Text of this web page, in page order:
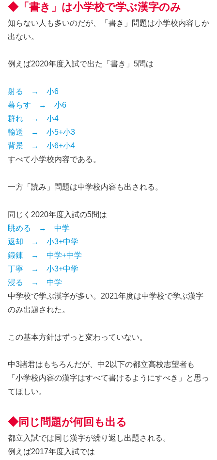
◆「書き」は小学校で学ぶ漢字のみ
知らない人も多いのだが、「書き」問題は小学校内容しか
出ない。
例えば2020年度入試で出た「書き」5問は
射る → 小6
暮らす → 小6
群れ → 小4
輸送 → 小5+小3
背景 → 小6+小4
すべて小学校内容である。
一方「読み」問題は中学校内容も出される。
同じく2020年度入試の5問は
眺める → 中学
返却 → 小3+中学
鍛錬 → 中学+中学
丁寧 → 小3+中学
浸る → 中学
中学校で学ぶ漢字が多い。2021年度は中学校で学ぶ漢字
のみ出題された。
この基本方針はずっと変わっていない。
中3諸君はもちろんだが、中2以下の都立高校志望者も
「小学校内容の漢字はすべて書けるようにすべき」と思っ
てほしい。
◆同じ問題が何回も出る
都立入試では同じ漢字が繰り返し出題される。
例えば2017年度入試では